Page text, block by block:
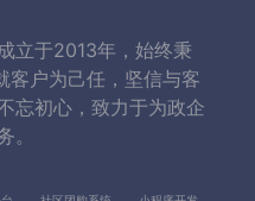
立于2013年，始终秉
客户为己任，坚信与客
忘初心，致力于为政企
。